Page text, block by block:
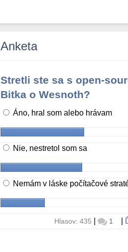
Anketa
Stretli ste sa s open-
Bitka o Wesnoth?
Áno, hral som alebo hrávam
Nie, nestretol som sa
Nemám v láske počítačové
Hlasov: 435 | 1